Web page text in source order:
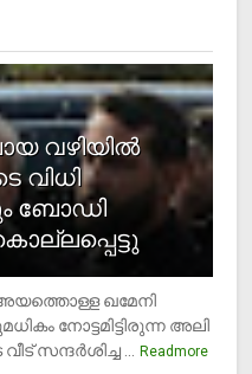
വഴിയില്‍
വിധി
ബോഡി
ഖമേനി
നോട്ടമിട്ടിരുന്ന അലി
സന്ദര്‍ശിച്ച ...
Readmore